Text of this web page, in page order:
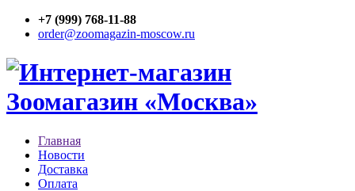
+7 (999) 768-11-88
order@zoomagazin-moscow.ru
Главная
Новости
Доставка
Оплата